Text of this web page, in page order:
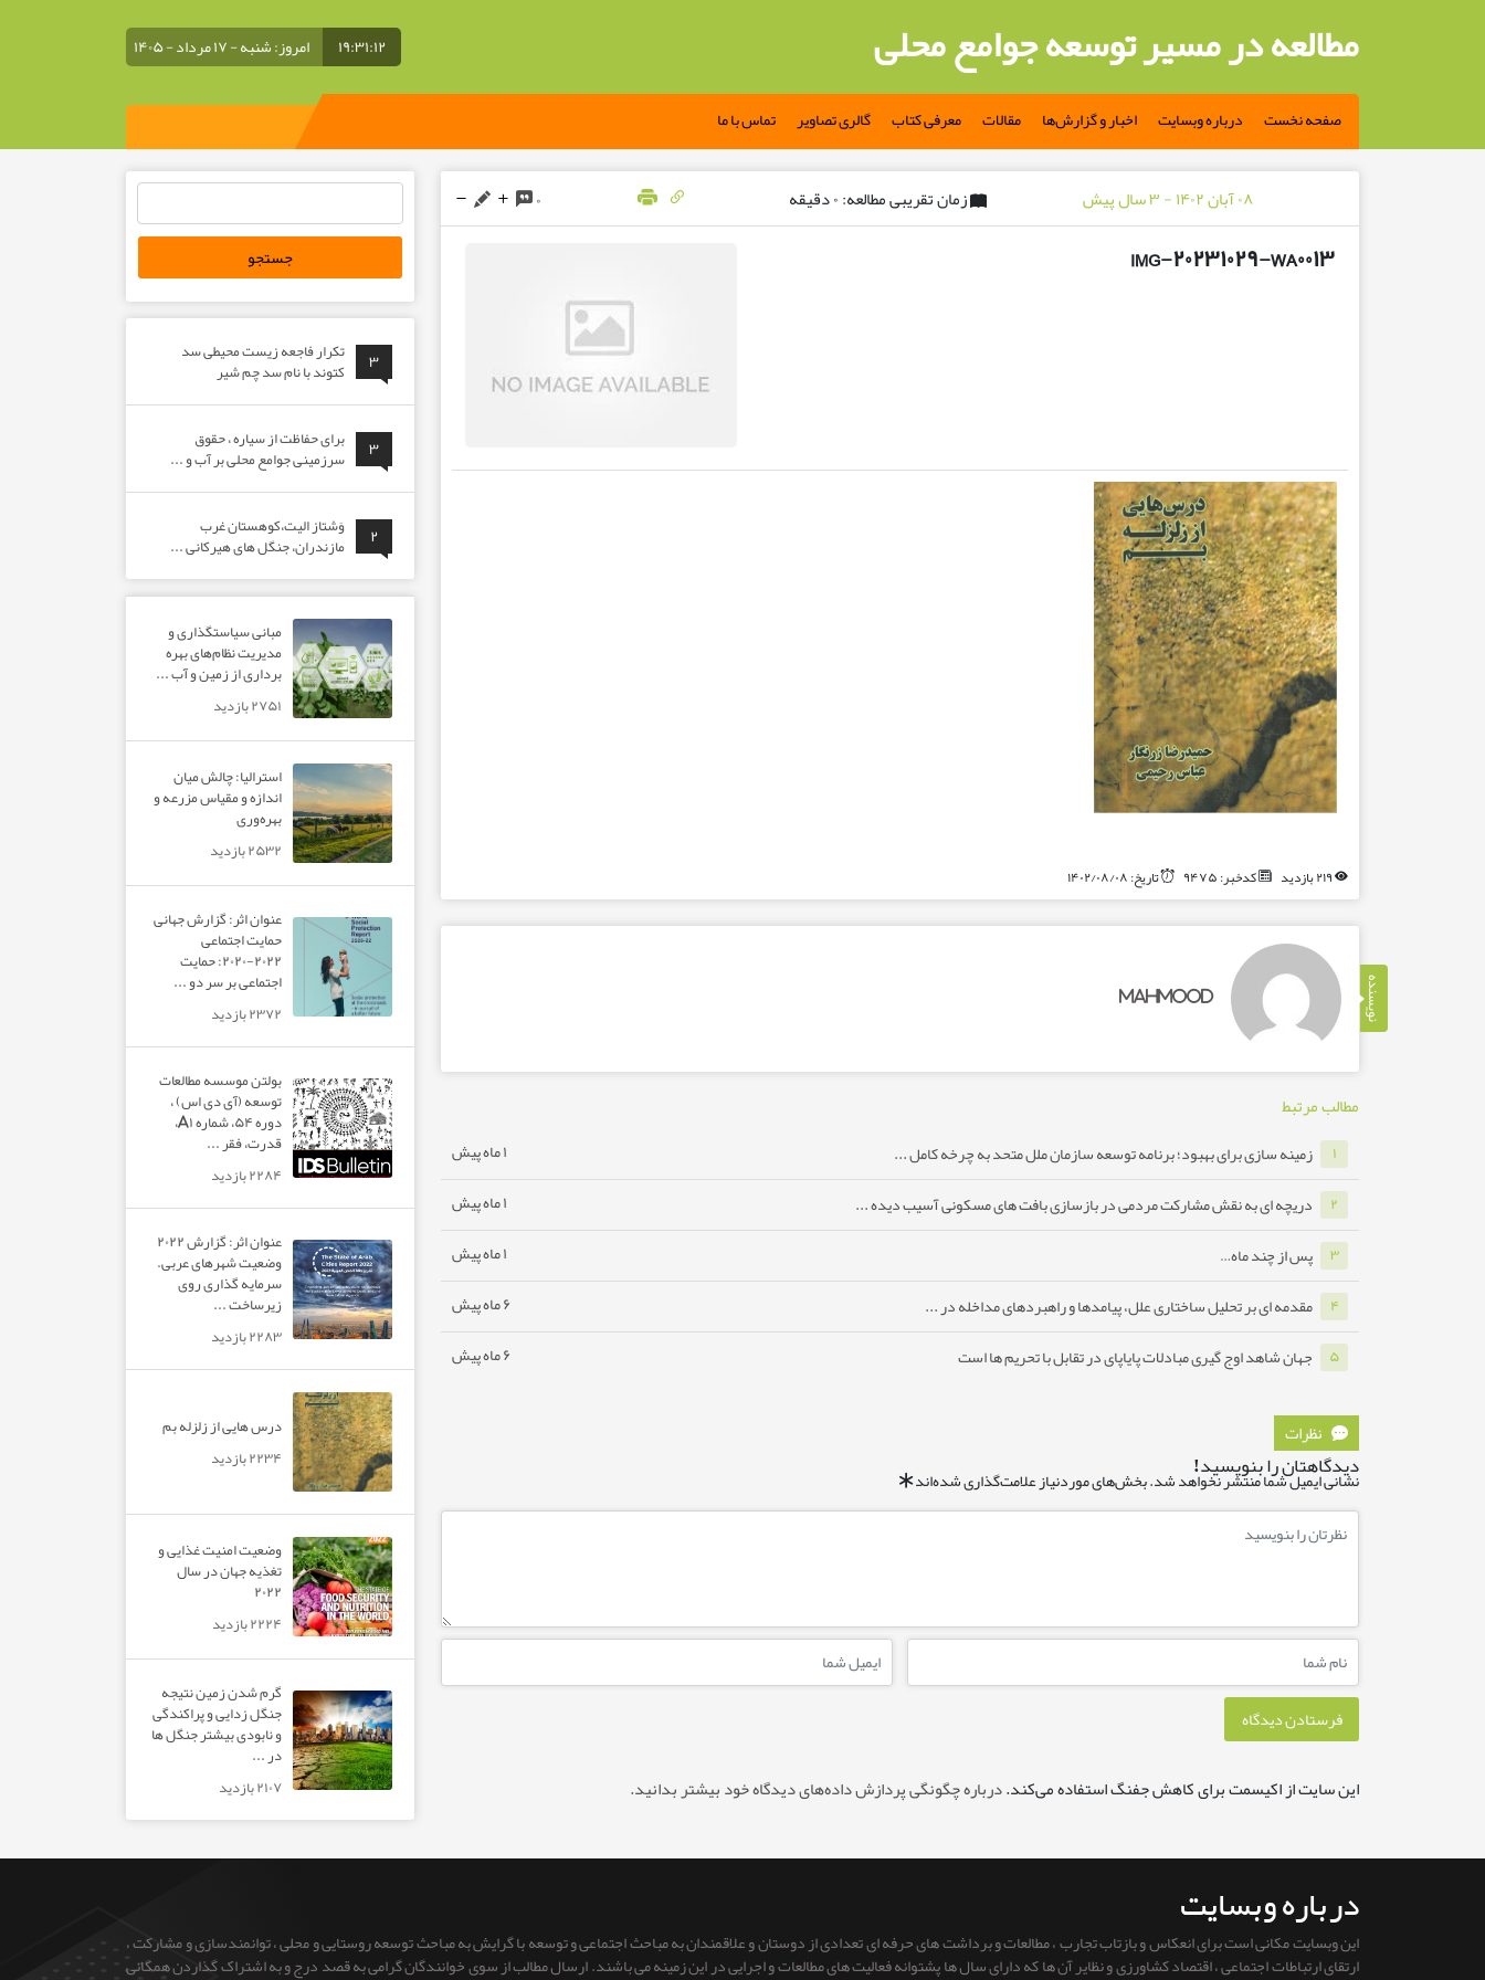
مطالعه در مسیر توسعه جوامع محلی ۱۹:۳۱:۱۳ امروز: شنبه - ۱۷ مرداد - ۱۴۰۵
صفحه نخست درباره وبسایت اخبار و گزارش‌ها مقالات معرفی کتاب گالری تصاویر تماس با ما
۰۸ آبان ۱۴۰۲ - ۳ سال پیش زمان تقریبی مطالعه: ۰ دقیقه ۰
IMG-۲۰۲۳۱۰۲۹-WA۰۰۱۳
کدخبر: ۹۴۷۵ تاریخ: ۱۴۰۲/۰۸/۰۸
نویسنده mahmood
مطالب مرتبط
۱ زمینه سازی برای بهبود؛ برنامه توسعه سازمان ملل متحد به چرخه کامل ... ۱ ماه پیش
۲ دریچه ای به نقش مشارکت مردمی در بازسازی بافت های مسکونی آسیب دیده ... ۱ ماه پیش
۳ پس از چند ماه… ۱ ماه پیش
۴ مقدمه ای بر تحلیل ساختاری علل، پیامدها و راهبردهای مداخله در ... ۶ ماه پیش
۵ جهان شاهد اوج گیری مبادلات پایاپای در تقابل با تحریم ها است ۶ ماه پیش
نظرات
دیدگاهتان را بنویسید!
نشانی ایمیل شما منتشر نخواهد شد. بخش‌های موردنیاز علامت‌گذاری شده‌اند*
این سایت از اکیسمت برای کاهش جفنگ استفاده می‌کند. درباره چگونگی پردازش داده‌های دیدگاه خود بیشتر بدانید.
۳
تکرار فاجعه زیست محیطی سد
کتوند با نام سد چم شیر
۳
برای حفاظت از سیاره ، حقوق
سرزمینی جوامع محلی بر آب و ...
۲
وَشتاز الیت،کوهستان غرب
مازندران، جنگل های هیرکانی ...
مبانی سیاستگذاری و
مدیریت نظام‌های بهره‌
برداری از زمین و آب ...
۲۷۵۱ بازدید
استرالیا: چالش میان
اندازه و مقیاس مزرعه و
بهره‌وری
۲۵۳۲ بازدید
عنوان اثر: گزارش جهانی
حمایت اجتماعی
۲۰۲۲-۲۰۲۰: حمایت
اجتماعی بر سر دو ...
۲۳۷۲ بازدید
بولتن موسسه مطالعات
توسعه (آی دی اس) ،
دوره ۵۴، شماره A۱،
قدرت، فقر ...
۲۲۸۴ بازدید
عنوان اثر: گزارش ۲۰۲۲
وضعیت شهرهای عربی.
سرمایه گذاری روی
زیرساخت ...
۲۲۸۳ بازدید
درس هایی از زلزله بم
۲۲۳۴ بازدید
وضعیت امنیت غذایی و
تغذیه جهان در سال
۲۰۲۲
۲۲۲۴ بازدید
گرم شدن زمین نتیجه
جنگل زدایی و پراکندگی
و نابودی بیشتر جنگل ها
در ...
۲۱۰۷ بازدید
درباره وبسایت
این وبسایت مکانی است برای انعکاس و بازتاب تجارب ، مطالعات و برداشت های حرفه ای تعدادی از دوستان و علاقمندان به مباحث اجتماعی و توسعه با گرایش به مباحث توسعه روستایی و محلی ، توانمندسازی و مشارکت ،
ارتقای ارتباطات اجتماعی ، اقتصاد کشاورزی و نظایر آن ها که دارای سال ها پشتوانه فعالیت های مطالعات و اجرایی در این زمینه می باشند. ارسال مطالب از سوی خوانندگان گرامی به قصد درج و به اشتراک گذاردن همگانی